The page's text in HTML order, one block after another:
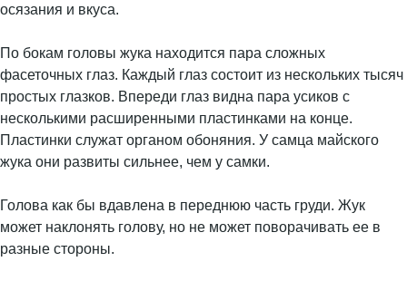
осязания и вкуса.
По бокам головы жука находится пара сложных
фасеточных глаз. Каждый глаз состоит из нескольких тысяч
простых глазков. Впереди глаз видна пара усиков с
несколькими расширенными пластинками на конце.
Пластинки служат органом обоняния. У самца майского
жука они развиты сильнее, чем у самки.
Голова как бы вдавлена в переднюю часть груди. Жук
может наклонять голову, но не может поворачивать ее в
разные стороны.